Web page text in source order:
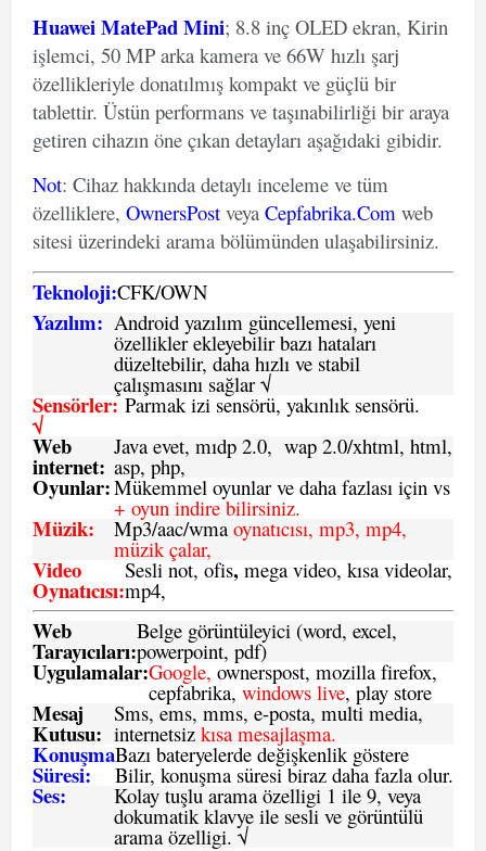
Huawei MatePad Mini; 8.8 inç OLED ekran, Kirin
işlemci, 50 MP arka kamera ve 66W hızlı şarj
özellikleriyle donatılmış kompakt ve güçlü bir
tablettir. Üstün performans ve taşınabilirliği bir araya
getiren cihazın öne çıkan detayları aşağıdaki gibidir.
Not: Cihaz hakkında detaylı inceleme ve tüm
özelliklere, OwnersPost veya Cepfabrika.Com web
sitesi üzerindeki arama bölümünden ulaşabilirsiniz.
Teknoloji:CFK/OWN
Yazılım: Android yazılım güncellemesi, yeni
özellikler ekleyebilir bazı hataları
düzeltebilir, daha hızlı ve stabil
çalışmasını sağlar √
Sensörler:
√
Parmak izi sensörü, yakınlık sensörü.
Web
internet:
Java evet, mıdp 2.0, wap 2.0/xhtml, html,
asp, php,
Oyunlar:Mükemmel oyunlar ve daha fazlası için vs
+ oyun indire bilirsiniz.
Müzik: Mp3/aac/wmaoynatıcısı, mp3, mp4,
müzik çalar,
Video
Oynatıcısı:
Sesli not, ofis, mega video, kısa videolar,
mp4,
Web
Tarayıcıları:
Belge görüntüleyici (word, excel,
powerpoint, pdf)
Uygulamalar:Google, ownerspost, mozilla firefox,
cepfabrika, windows live, play store
Mesaj
Kutusu:
Sms, ems, mms, e-posta, multi media,
internetsiz kısa mesajlaşma.
Konuşma
Süresi:
Bazı bateryelerde değişkenlik göstere
Bilir, konuşma süresi biraz daha fazla olur.
Ses: Kolay tuşlu arama özelligi 1 ile 9, veya
dokumatik klavye ile sesli ve görüntülü
arama özelligi. √